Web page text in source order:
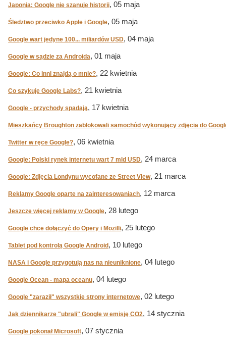
Japonia: Google nie szanuje historii, 05 maja
Śledztwo przeciwko Apple i Google, 05 maja
Google wart jedyne 100... miliardów USD, 04 maja
Google w sądzie za Androida, 01 maja
Google: Co inni znajdą o mnie?, 22 kwietnia
Co szykuje Google Labs?, 21 kwietnia
Google - przychody spadają, 17 kwietnia
Mieszkańcy Broughton zablokowali samochód wykonujący zdjęcia do
Twitter w ręce Google?, 06 kwietnia
Google: Polski rynek internetu wart 7 mld USD, 24 marca
Google: Zdjęcia Londynu wycofane ze Street View, 21 marca
Reklamy Google oparte na zainteresowaniach, 12 marca
Jeszcze więcej reklamy w Google, 28 lutego
Google chce dołączyć do Opery i Mozilli, 25 lutego
Tablet pod kontrolą Google Android , 10 lutego
NASA i Google przygotują nas na nieuniknione, 04 lutego
Google Ocean - mapa oceanu, 04 lutego
Google "zaraził" wszystkie strony internetowe, 02 lutego
Jak dziennikarze "ubrali" Google w emisję CO2, 14 stycznia
Google pokonał Microsoft, 07 stycznia